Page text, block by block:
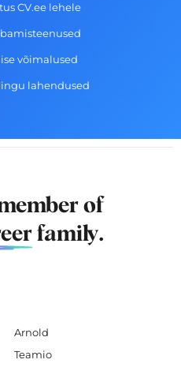
CV.ee lehele
võimalused
lahendused
of
family.
Arnold
Teamio